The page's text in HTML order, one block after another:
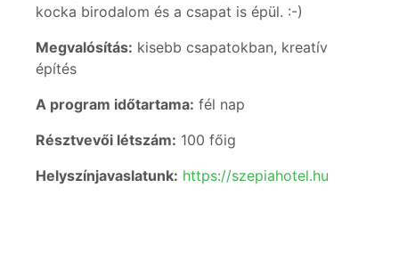
kocka birodalom és a csapat is épül. :-)
Megvalósítás: kisebb csapatokban, kreatív
építés
A program időtartama: fél nap
Résztvevői létszám: 100 főig
Helyszínjavaslatunk: https://szepiahotel.hu